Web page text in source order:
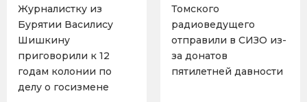
Журналистку из
Бурятии Василису
Шишкину
приговорили к 12
годам колонии по
делу о госизмене
Томского
радиоведущего
отправили в СИЗО из-
за донатов
пятилетней давности